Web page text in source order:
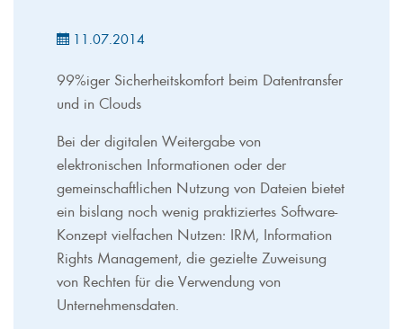
11.07.2014
99%iger Sicherheitskomfort beim Datentransfer
und in Clouds
Bei der digitalen Weitergabe von
elektronischen Informationen oder der
gemeinschaftlichen Nutzung von Dateien bietet
ein bislang noch wenig praktiziertes Software-
Konzept vielfachen Nutzen: IRM, Information
Rights Management, die gezielte Zuweisung
von Rechten für die Verwendung von
Unternehmensdaten.